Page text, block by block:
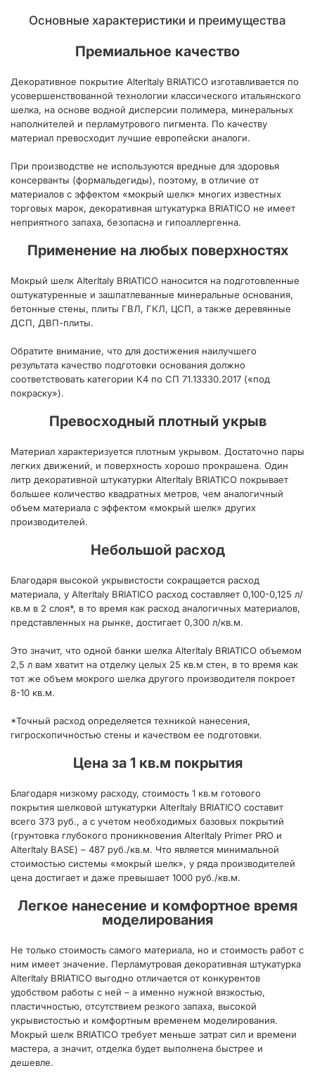
Основные характеристики и преимущества
Премиальное качество
Декоративное покрытие AlterItaly BRIATICO изготавливается по
усовершенствованной технологии классического итальянского
шелка, на основе водной дисперсии полимера, минеральных
наполнителей и перламутрового пигмента. По качеству
материал превосходит лучшие европейски аналоги.
При производстве не используются вредные для здоровья
консерванты (формальдегиды), поэтому, в отличие от
материалов с эффектом «мокрый шелк» многих известных
торговых марок, декоративная штукатурка BRIATICO не имеет
неприятного запаха, безопасна и гипоаллергенна.
Применение на любых поверхностях
Мокрый шелк AlterItaly BRIATICO наносится на подготовленные
оштукатуренные и зашпатлеванные минеральные основания,
бетонные стены, плиты ГВЛ, ГКЛ, ЦСП, а также деревянные
ДСП, ДВП-плиты.
Обратите внимание, что для достижения наилучшего
результата качество подготовки основания должно
соответствовать категории К4 по СП 71.13330.2017 («под
покраску»).
Превосходный плотный укрыв
Материал характеризуется плотным укрывом. Достаточно пары
легких движений, и поверхность хорошо прокрашена. Один
литр декоративной штукатурки AlterItaly BRIATICO покрывает
большее количество квадратных метров, чем аналогичный
объем материала с эффектом «мокрый шелк» других
производителей.
Небольшой расход
Благодаря высокой укрывистости сокращается расход
материала, у AlterItaly BRIATICO расход составляет 0,100-0,125 л/
кв.м в 2 слоя*, в то время как расход аналогичных материалов,
представленных на рынке, достигает 0,300 л/кв.м.
Это значит, что одной банки шелка AlterItaly BRIATICO объемом
2,5 л вам хватит на отделку целых 25 кв.м стен, в то время как
тот же объем мокрого шелка другого производителя покроет
8-10 кв.м.
*Точный расход определяется техникой нанесения,
гигроскопичностью стены и качеством ее подготовки.
Цена за 1 кв.м покрытия
Благодаря низкому расходу, стоимость 1 кв.м готового
покрытия шелковой штукатурки AlterItaly BRIATICO составит
всего 373 руб., а с учетом необходимых базовых покрытий
(грунтовка глубокого проникновения AlterItaly Primer PRO и
AlterItaly BASE) – 487 руб./кв.м. Что является минимальной
стоимостью системы «мокрый шелк», у ряда производителей
цена достигает и даже превышает 1000 руб./кв.м.
Легкое нанесение и комфортное время
моделирования
Не только стоимость самого материала, но и стоимость работ с
ним имеет значение. Перламутровая декоративная штукатурка
AlterItaly BRIATICO выгодно отличается от конкурентов
удобством работы с ней – а именно нужной вязкостью,
пластичностью, отсутствием резкого запаха, высокой
укрывистостью и комфортным временем моделирования.
Мокрый шелк BRIATICO требует меньше затрат сил и времени
мастера, а значит, отделка будет выполнена быстрее и
дешевле.